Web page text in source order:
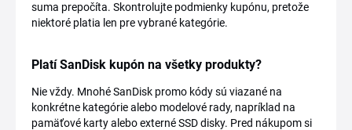
suma prepočíta. Skontrolujte podmienky kupónu, pretože
niektoré platia len pre vybrané kategórie.
Platí SanDisk kupón na všetky produkty?
Nie vždy. Mnohé SanDisk promo kódy sú viazané na
konkrétne kategórie alebo modelové rady, napríklad na
pamäťové karty alebo externé SSD disky. Pred nákupom si